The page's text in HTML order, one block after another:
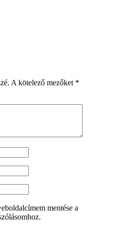
A kötelező mezőket *
mentése a